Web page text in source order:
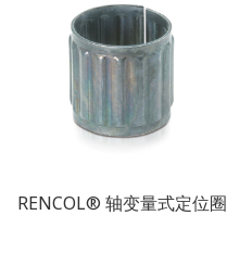
RENCOL® 轴变量式定位圈